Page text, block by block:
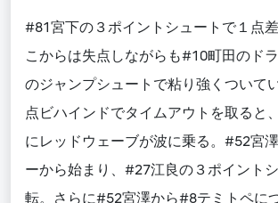
#81宮下の３ポイントシュートで１点
こからは失点しながらも#10町田のド
のジャンプシュートで粘り強くついて
点ビハインドでタイムアウトを取ると
にレッドウェーブが波に乗る。#52宮
ーから始まり、#27江良の３ポイント
転。さらに#52宮澤から#8テミトペに